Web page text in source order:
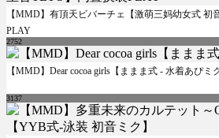
【MMD】有頂天ビバーチェ【激萌三妈幼女式 初
PLAY
2752
【MMD】Dear cocoa girls【ままま式 - 水着あぴミク
3137